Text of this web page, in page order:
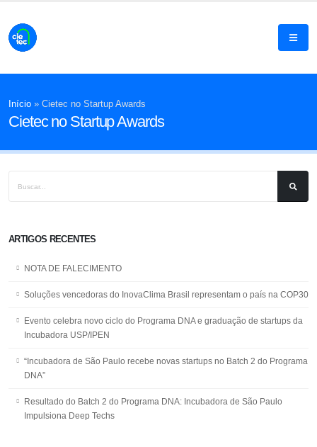
Cietec no Startup Awards
Início » Cietec no Startup Awards
ARTIGOS RECENTES
NOTA DE FALECIMENTO
Soluções vencedoras do InovaClima Brasil representam o país na COP30
Evento celebra novo ciclo do Programa DNA e graduação de startups da
Incubadora USP/IPEN
“Incubadora de São Paulo recebe novas startups no Batch 2 do Programa
DNA”
Resultado do Batch 2 do Programa DNA: Incubadora de São Paulo
Impulsiona Deep Techs